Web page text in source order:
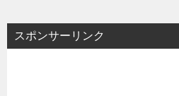
スポンサーリンク